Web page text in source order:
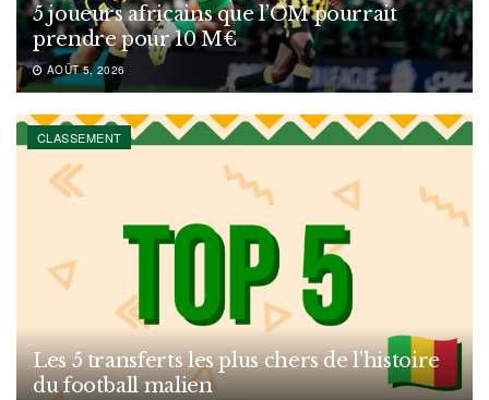
5 joueurs africains que l’OM pourrait
prendre pour 10 M€
AOÛT 5, 2026
CLASSEMENT
Les 5 transferts les plus chers de l’histoire
du football malien